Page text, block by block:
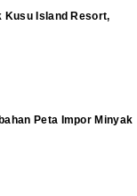
Kusu Island Resort,
Peta Impor Minyak